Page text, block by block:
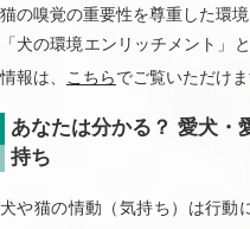
猫の嗅覚の重要性を尊重した環境
「犬の環境エンリッチメント」
情報は、
こちらでご覧いただけま
あなたは分かる？ 愛犬・
持ち
犬や猫の情動（気持ち）は行動